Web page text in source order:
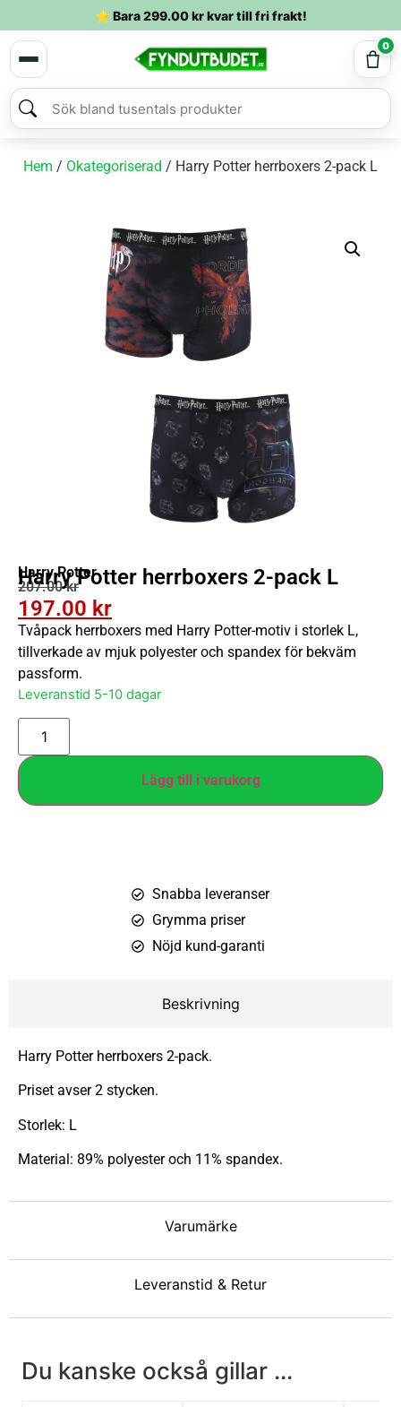
⭐ Bara299.00krkvar till fri frakt!
0
Hem / Okategoriserad / Harry Potter herrboxers 2-pack L
Harry Potter
Harry Potter herrboxers 2-pack L
207.00kr
197.00 kr
Tvåpack herrboxers med Harry Potter-motiv i storlek L,
tillverkade av mjuk polyester och spandex för bekväm
passform.
Leveranstid 5-10 dagar
Lägg till i varukorg
Snabba leveranser
Grymma priser
Nöjd kund-garanti
Beskrivning
Varumärke
Leveranstid & Retur
Harry Potter herrboxers 2-pack.
Priset avser 2 stycken.
Storlek: L
Material: 89% polyester och 11% spandex.
Du kanske också gillar ...